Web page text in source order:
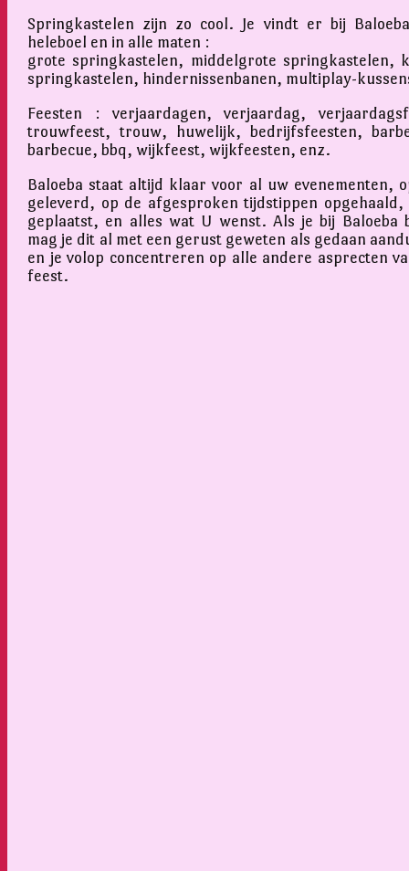
Springkastelen zijn zo cool. Je vindt er bij
heleboel en in alle maten :
grote springkastelen, middelgrote springkastelen,
springkastelen, hindernissenbanen, multiplay-
Feesten : verjaardagen, verjaardag,
trouwfeest, trouw, huwelijk, bedrijfsfeesten,
barbecue, bbq, wijkfeest, wijkfeesten, enz.
Baloeba staat altijd klaar voor al uw evenementen,
geleverd, op de afgesproken tijdstippen opgehaald,
geplaatst, en alles wat U wenst. Als je bij Baloeba
mag je dit al met een gerust geweten als gedaan
en je volop concentreren op alle andere asprecten
feest.